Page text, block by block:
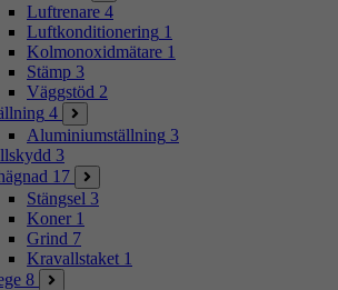
Luftrenare 4
Luftkonditionering 1
Kolmonoxidmätare 1
Stämp 3
Väggstöd 2
4
Aluminiumställning 3
3
17
Stängsel 3
Koner 1
Grind 7
Kravallstaket 1
8